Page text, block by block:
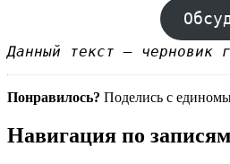
Данный текст — черновик
Понравилось? Поделись с
Навигация по записям